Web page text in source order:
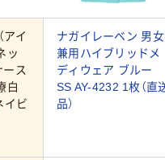
アイ
ッ
ース
白
イビ
ナガイレーベン 男女
兼用ハイブリッドメ
ディウェア ブルー
SS AY-4232 1枚（直
品）